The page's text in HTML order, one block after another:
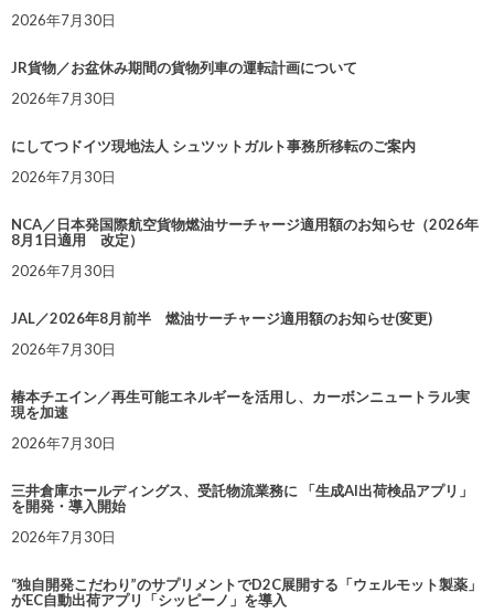
2026年7月30日
JR貨物／お盆休み期間の貨物列車の運転計画について
2026年7月30日
にしてつドイツ現地法人 シュツットガルト事務所移転のご案内
2026年7月30日
NCA／日本発国際航空貨物燃油サーチャージ適用額のお知らせ（2026年
8月1日適用 改定）
2026年7月30日
JAL／2026年8月前半 燃油サーチャージ適用額のお知らせ(変更)
2026年7月30日
椿本チエイン／再生可能エネルギーを活用し、カーボンニュートラル実
現を加速
2026年7月30日
三井倉庫ホールディングス、受託物流業務に 「生成AI出荷検品アプリ」
を開発・導入開始
2026年7月30日
“独自開発こだわり”のサプリメントでD2C展開する「ウェルモット製薬」
がEC自動出荷アプリ「シッピーノ」を導入